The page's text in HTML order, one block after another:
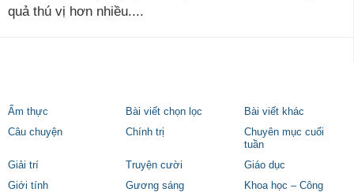
quả thú vị hơn nhiều....
Ẩm thực Bài viết chọn lọc
Bài viết khác
Câu chuyện
Chính trị
Chuyên mục cuối
tuần
Giải trí
Truyện cười
Giáo dục
Giới tính
Gương sáng
Khoa học – Công